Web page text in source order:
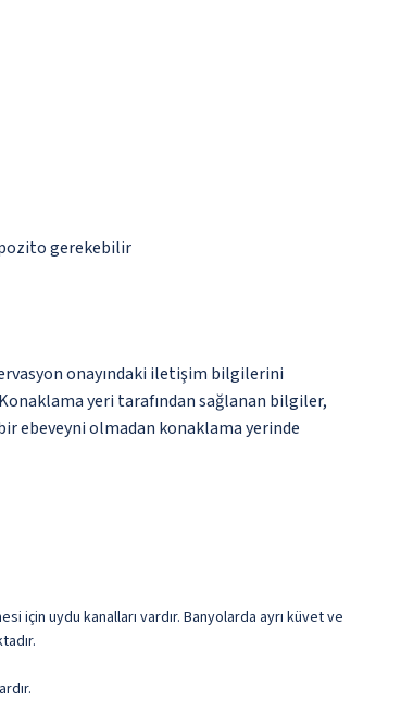
gerekebilir
onayındaki iletişim bilgilerini
yeri tarafından sağlanan bilgiler,
ebeveyni olmadan konaklama yerinde
uydu kanalları vardır. Banyolarda ayrı küvet ve